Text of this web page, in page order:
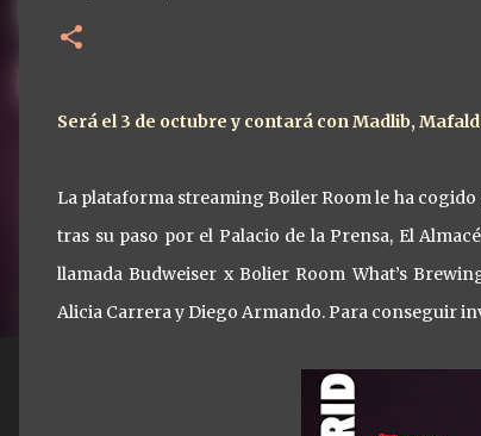
Será el 3 de octubre y contará con Madlib,
La plataforma streaming Boiler Room le ha
tras su paso por el Palacio de la Prensa, El
llamada Budweiser x Bolier Room What’s
Alicia Carrera y Diego Armando. Para conseguir